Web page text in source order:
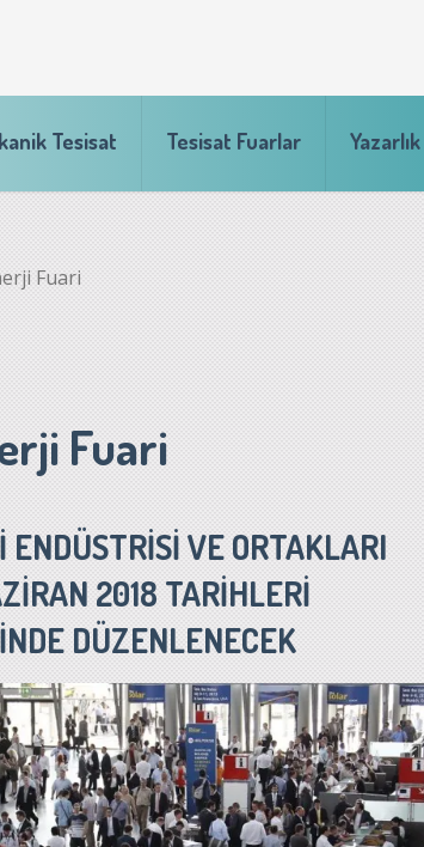
Tesisat Tesisat Fuarlar Yazarlık
Fuari
Fuari
VE ORTAKLARI
2018 TARİHLERİ
DÜZENLENECEK